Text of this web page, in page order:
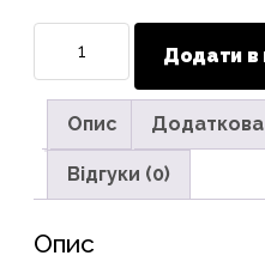
реставрації
шкіряних
виробів
рідкою
шкірою
Додати в
Опис Додаткова
Відгуки (0)
Опис